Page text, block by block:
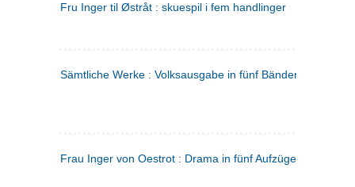
Fru Inger til Østråt : skuespil i fem handlinger
Sämtliche Werke : Volksausgabe in fünf Bänden
Frau Inger von Oestrot : Drama in fünf Aufzügen